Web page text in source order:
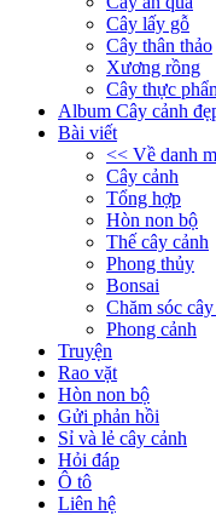
Cây lấy gỗ
Cây thân thảo
Xương rồng
Cây thực
Album Cây cảnh
Bài viết
<< Về danh
Cây cảnh
Tổng hợp
Hòn non bộ
Thế cây cảnh
Phong thủy
Bonsai
Chăm sóc
Phong cảnh
Truyện
Rao vặt
Hòn non bộ
Gửi phản hồi
Sỉ và lẻ cây cảnh
Hỏi đáp
Ô tô
Liên hệ